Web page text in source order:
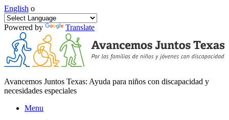
English o
Powered by Translate
Avancemos Juntos Texas: Ayuda para niños con discapacidad y
necesidades especiales
Menu